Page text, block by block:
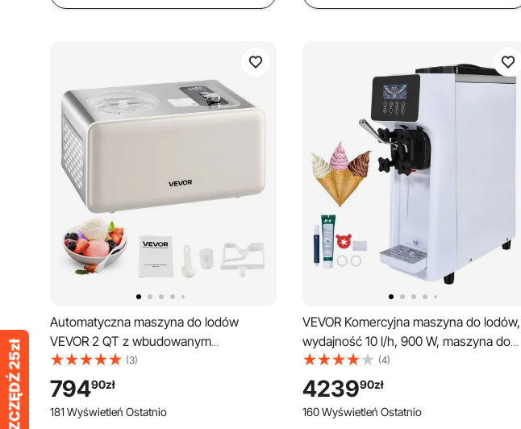
Automatyczna maszyna do lodów
VEVOR 2 QT z wbudowanym
kompresorem (150 W) bez wstępnego
zamrażania, maszyna do lodów z 3
trybami, elektryczna maszyna do lodów i
mrożonych sorbetów do kuchni
(3)
79490zł
181 Wyświetleń Ostatnio
VEVOR Komercyjna maszyna do lodów,
wydajność 10 l/h, 900 W, maszyna do
lodów miękkich o jednym smaku,
blatowa, z zasobnikiem 4 l, cylindrem 1,6
l, ekranem LCD, chłodzeniem wstępnym
(4)
423990zł
160 Wyświetleń Ostatnio